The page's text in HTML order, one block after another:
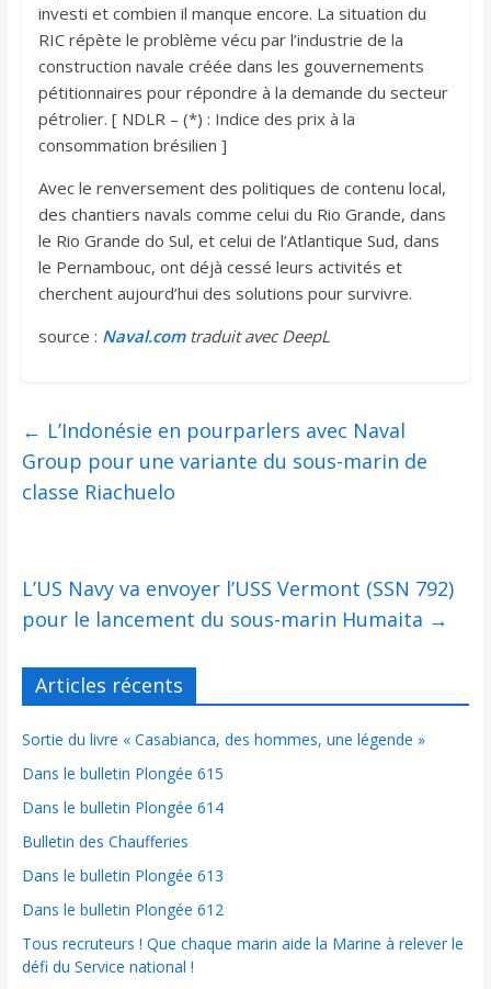
investi et combien il manque encore. La situation du
RIC répète le problème vécu par l’industrie de la
construction navale créée dans les gouvernements
pétitionnaires pour répondre à la demande du secteur
pétrolier. [ NDLR – (*) : Indice des prix à la
consommation brésilien ]
Avec le renversement des politiques de contenu local,
des chantiers navals comme celui du Rio Grande, dans
le Rio Grande do Sul, et celui de l’Atlantique Sud, dans
le Pernambouc, ont déjà cessé leurs activités et
cherchent aujourd’hui des solutions pour survivre.
source : Naval.comtraduit avec DeepL
← L’Indonésie en pourparlers avec Naval
Group pour une variante du sous-marin de
classe Riachuelo
L’US Navy va envoyer l’USS Vermont (SSN 792)
pour le lancement du sous-marin Humaita →
Articles récents
Sortie du livre « Casabianca, des hommes, une légende »
Dans le bulletin Plongée 615
Dans le bulletin Plongée 614
Bulletin des Chaufferies
Dans le bulletin Plongée 613
Dans le bulletin Plongée 612
Tous recruteurs ! Que chaque marin aide la Marine à relever le
défi du Service national !